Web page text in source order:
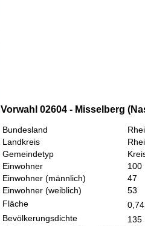
Vorwahl 02604 - Misselberg
Bundesland
Landkreis
Gemeindetyp
Einwohner
100
Einwohner (männlich)
47
Einwohner (weiblich)
53
Fläche
Bevölkerungsdichte 135